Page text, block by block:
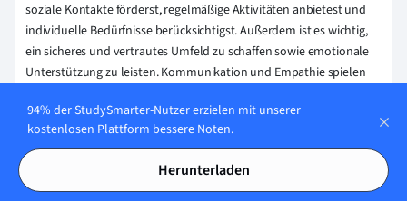
soziale Kontakte förderst, regelmäßige Aktivitäten anbietest und
individuelle Bedürfnisse berücksichtigst. Außerdem ist es wichtig,
ein sicheres und vertrautes Umfeld zu schaffen sowie emotionale
Unterstützung zu leisten. Kommunikation und Empathie spielen
Welche Arten von Betreuungsdiensten gibt es für
Senioren?
Es gibt verschiedene Arten von Betreuungsdiensten für Senioren,
darunter ambulante Pflegeangebote, Tagespflegeeinrichtungen,
94% der StudySmarter-Nutzer erzielen mit unserer
kostenlosen Plattform bessere Noten.
Herunterladen